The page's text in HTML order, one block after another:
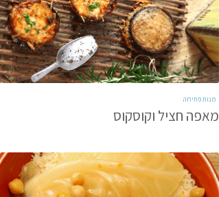
מנות פתיחה
מאפה חציל וקוסקוס